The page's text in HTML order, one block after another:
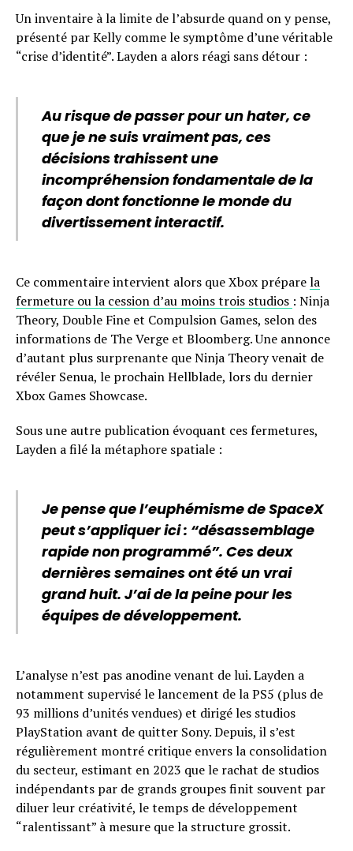
Un inventaire à la limite de l’absurde quand on y pense,
présenté par Kelly comme le symptôme d’une véritable
“crise d’identité”. Layden a alors réagi sans détour :
Au risque de passer pour un hater, ce
que je ne suis vraiment pas, ces
décisions trahissent une
incompréhension fondamentale de la
façon dont fonctionne le monde du
divertissement interactif.
Ce commentaire intervient alors que Xbox préparela
fermeture ou la cession d’au moins trois studios : Ninja
Theory, Double Fine et Compulsion Games, selon des
informations de The Verge et Bloomberg. Une annonce
d’autant plus surprenante que Ninja Theory venait de
révéler Senua, le prochain Hellblade, lors du dernier
Xbox Games Showcase.
Sous une autre publication évoquant ces fermetures,
Layden a filé la métaphore spatiale :
Je pense que l’euphémisme de SpaceX
peut s’appliquer ici : “désassemblage
rapide non programmé”. Ces deux
dernières semaines ont été un vrai
grand huit. J’ai de la peine pour les
équipes de développement.
L’analyse n’est pas anodine venant de lui. Layden a
notamment supervisé le lancement de la PS5 (plus de
93 millions d’unités vendues) et dirigé les studios
PlayStation avant de quitter Sony. Depuis, il s’est
régulièrement montré critique envers la consolidation
du secteur, estimant en 2023 que le rachat de studios
indépendants par de grands groupes finit souvent par
diluer leur créativité, le temps de développement
“ralentissant” à mesure que la structure grossit.